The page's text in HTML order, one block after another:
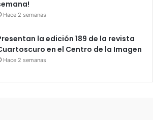
Hace 2 semanas
la edición 189 de la revista
en el Centro de la Imagen
Hace 2 semanas